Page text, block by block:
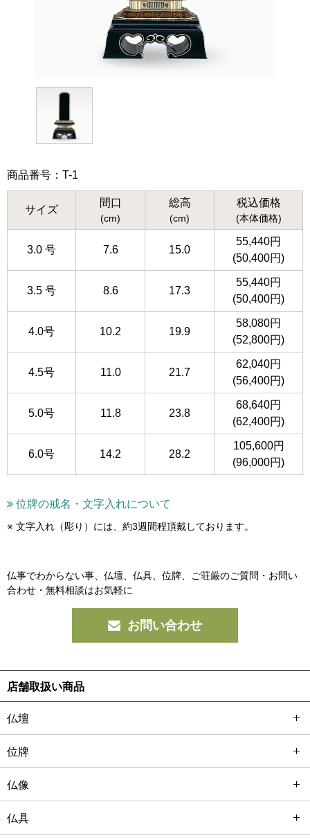
商品番号：T-1
サイズ
間口
(cm)
総高
(cm)
税込価格
(本体価格)
3.0 号 7.6 15.0
55,440円
(50,400円)
3.5 号 8.6 17.3
55,440円
(50,400円)
4.0号 10.2 19.9
58,080円
(52,800円)
4.5号 11.0 21.7
62,040円
(56,400円)
5.0号 11.8 23.8
68,640円
(62,400円)
6.0号 14.2 28.2
105,600円
(96,000円)
位牌の戒名・文字入れについて
文字入れ（彫り）には、約3週間程頂戴しております。
仏事でわからない事、仏壇、仏具、位牌、ご荘厳のご質問・お問い
合わせ・無料相談はお気軽に
お問い合わせ
店舗取扱い商品
仏壇
位牌
仏像
仏具